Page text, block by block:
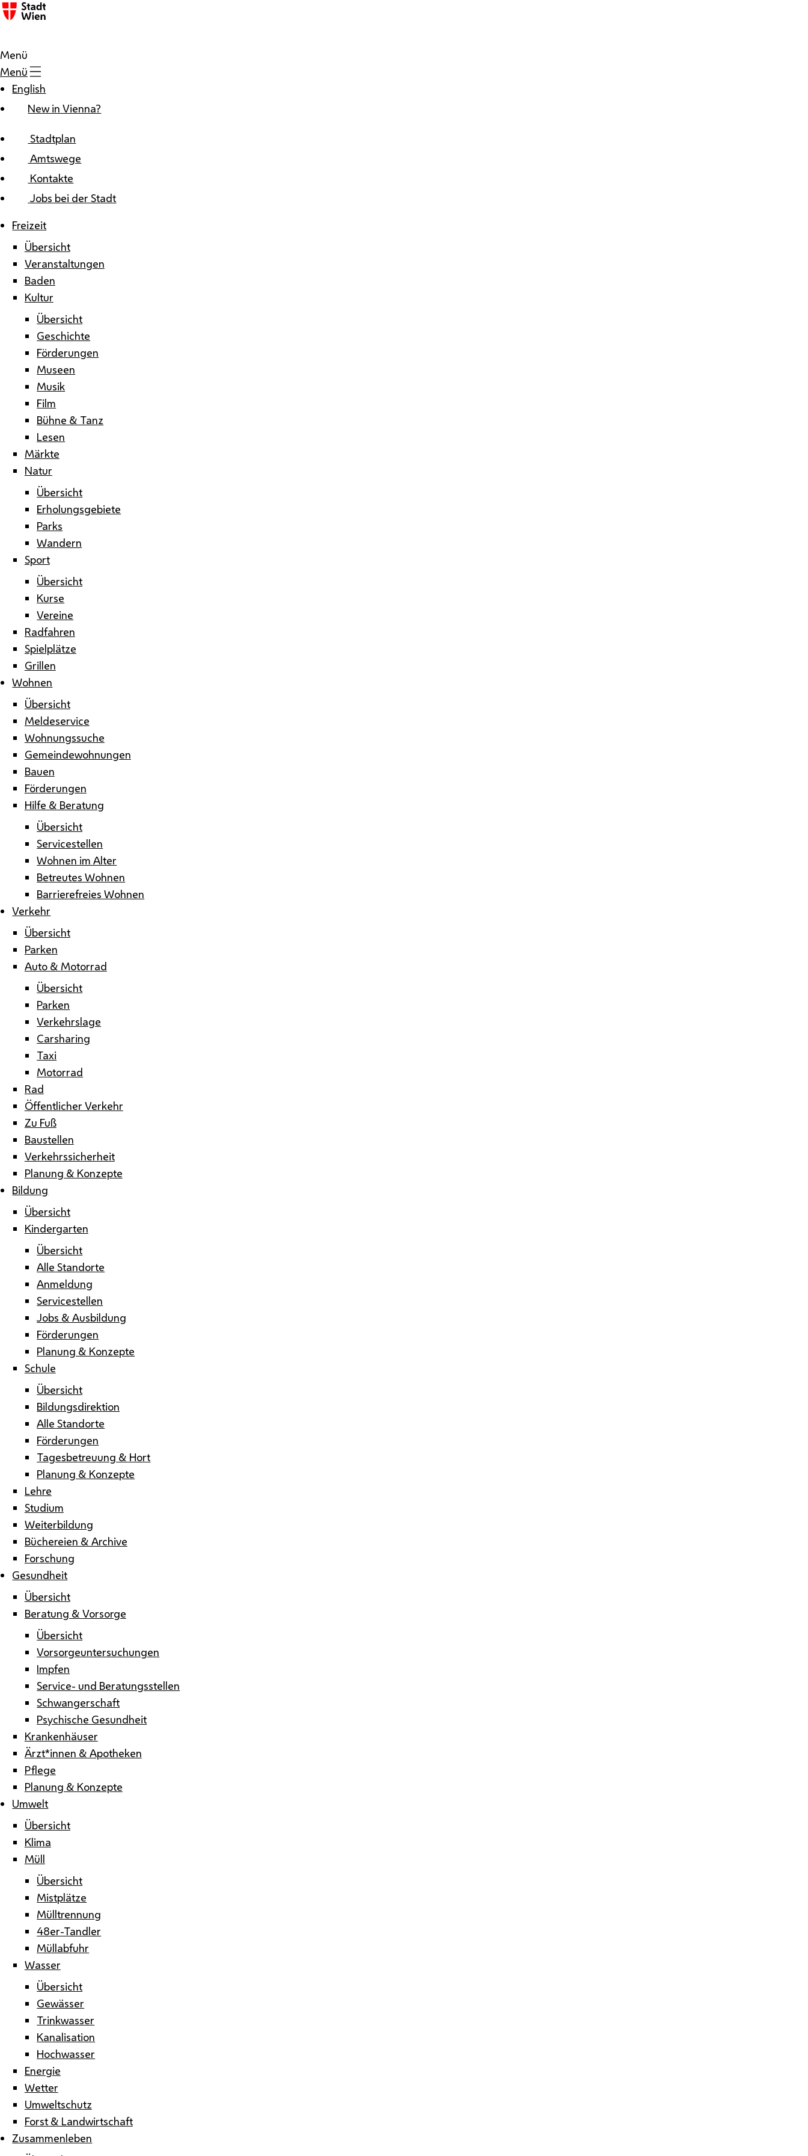
Zum Inhalt
Menü
Menü
English
New in Vienna?
Stadtplan
Amtswege
Kontakte
Jobs bei der Stadt
Freizeit
Übersicht
Veranstaltungen
Baden
Kultur
Übersicht
Geschichte
Förderungen
Museen
Musik
Film
Bühne & Tanz
Lesen
Märkte
Natur
Übersicht
Erholungsgebiete
Parks
Wandern
Sport
Übersicht
Kurse
Vereine
Radfahren
Spielplätze
Grillen
Wohnen
Übersicht
Meldeservice
Wohnungssuche
Gemeindewohnungen
Bauen
Förderungen
Hilfe & Beratung
Übersicht
Servicestellen
Wohnen im Alter
Betreutes Wohnen
Barrierefreies Wohnen
Verkehr
Übersicht
Parken
Auto & Motorrad
Übersicht
Parken
Verkehrslage
Carsharing
Taxi
Motorrad
Rad
Öffentlicher Verkehr
Zu Fuß
Baustellen
Verkehrssicherheit
Planung & Konzepte
Bildung
Übersicht
Kindergarten
Übersicht
Alle Standorte
Anmeldung
Servicestellen
Jobs & Ausbildung
Förderungen
Planung & Konzepte
Schule
Übersicht
Bildungsdirektion
Alle Standorte
Förderungen
Tagesbetreuung & Hort
Planung & Konzepte
Lehre
Studium
Weiterbildung
Büchereien & Archive
Forschung
Gesundheit
Übersicht
Beratung & Vorsorge
Übersicht
Vorsorgeuntersuchungen
Impfen
Service- und Beratungsstellen
Schwangerschaft
Psychische Gesundheit
Krankenhäuser
Ärzt*innen & Apotheken
Pflege
Planung & Konzepte
Umwelt
Übersicht
Klima
Müll
Übersicht
Mistplätze
Mülltrennung
48er-Tandler
Müllabfuhr
Wasser
Übersicht
Gewässer
Trinkwasser
Kanalisation
Hochwasser
Energie
Wetter
Umweltschutz
Forst & Landwirtschaft
Zusammenleben